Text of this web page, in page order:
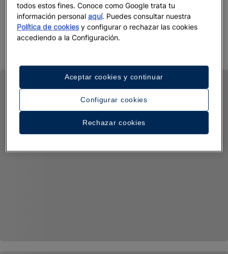
Descubra por qué JOIA es la joya de Iberostar Beachfront
Resorts.
todos estos fines. Conoce como Google trata tu
información personalaquí. Puedes consultar nuestra
Política de cookiesy configurar o rechazar las cookies
accediendo a la Configuración.
Configurar cookies
Rechazar cookies
Aceptar cookies y continuar